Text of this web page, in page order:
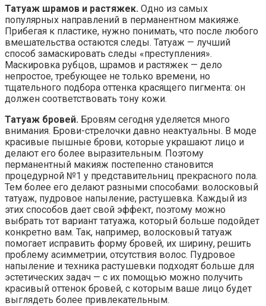
Татуаж шрамов и растяжек. Одно из самых
популярных направлений в перманентном макияже.
Прибегая к пластике, нужно понимать, что после любого
вмешательства остаются следы. Татуаж — лучший
способ замаскировать следы «преступления».
Маскировка рубцов, шрамов и растяжек — дело
непростое, требующее не только времени, но
тщательного подбора оттенка красящего пигмента: он
должен соответствовать тону кожи.
Татуаж бровей. Бровям сегодня уделяется много
внимания. Брови-стрелочки давно неактуальны. В моде
красивые пышные брови, которые украшают лицо и
делают его более выразительным. Поэтому
перманентный макияж постепенно становится
процедурной №1 у представительниц прекрасного пола.
Тем более его делают разными способами: волосковый
татуаж, пудровое напыление, растушевка. Каждый из
этих способов дает свой эффект, поэтому можно
выбрать тот вариант татуажа, который больше подойдет
конкретно вам. Так, например, волосковый татуаж
помогает исправить форму бровей, их ширину, решить
проблему асимметрии, отсутствия волос. Пудровое
напыление и техника растушевки подходят больше для
эстетических задач — с их помощью можно получить
красивый оттенок бровей, с которым ваше лицо будет
выглядеть более привлекательным.